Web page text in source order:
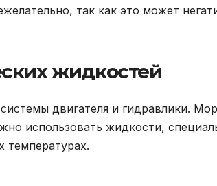
так как это может
жидкостей
двигателя и гидравлики.
использовать жидкости,
температурах.